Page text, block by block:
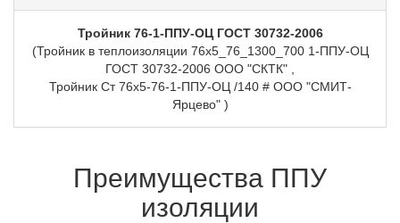
Тройник 76-1-ППУ-ОЦ ГОСТ 30732-2006
(Тройник в теплоизоляции 76х5_76_1300_700 1-ППУ-ОЦ
ГОСТ 30732-2006 ООО "СКТК" ,
Тройник Ст 76х5-76-1-ППУ-ОЦ /140 # ООО "СМИТ-
Ярцево" )
Преимущества ППУ
изоляции